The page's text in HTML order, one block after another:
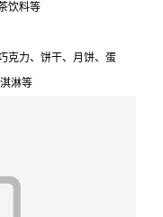
饮料等
克力、饼干、月饼、蛋
淋等